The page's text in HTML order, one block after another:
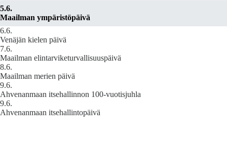
5.6.
Maailman ympäristöpäivä
6.6.
Venäjän kielen päivä
7.6.
Maailman elintarviketurvallisuuspäivä
8.6.
Maailman merien päivä
9.6.
Ahvenanmaan itsehallinnon 100-vuotisjuhla
9.6.
Ahvenanmaan itsehallintopäivä